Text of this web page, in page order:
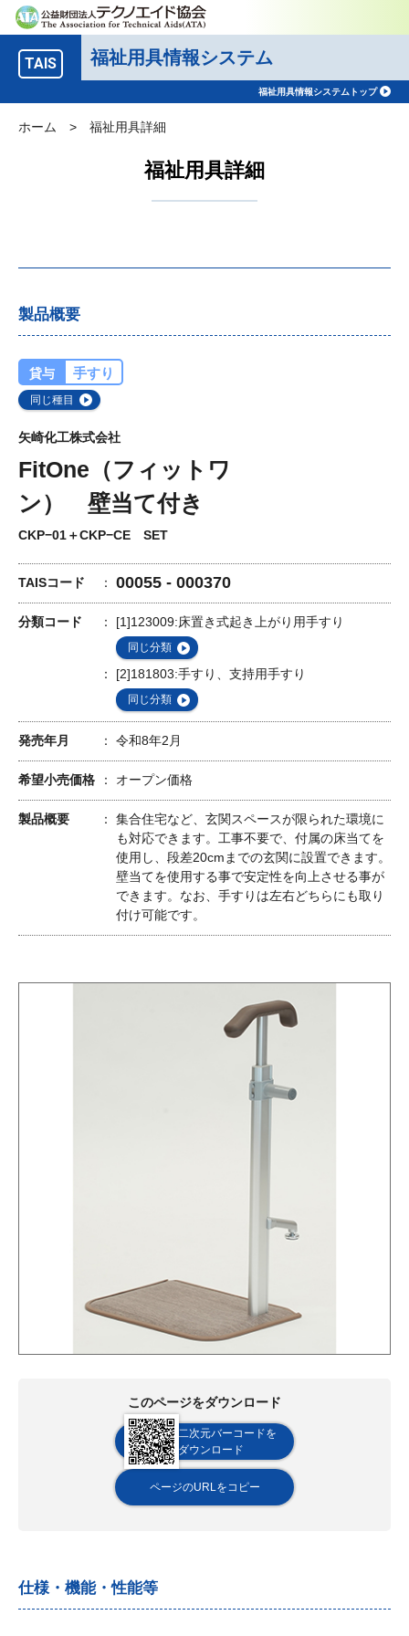
TAIS 福祉用具情報システム
福祉用具情報システムトップ
ホーム > 福祉用具詳細
福祉用具詳細
製品概要
貸与 手すり
同じ種目
矢崎化工株式会社
FitOne（フィットワ
ン） 壁当て付き
CKP−01＋CKP−CE SET
TAISコード 00055 - 000370
分類コード [1]123009:床置き式起き上がり用手すり
同じ分類
[2]181803:手すり、支持用手すり
同じ分類
発売年月 令和8年2月
希望小売価格 オープン価格
製品概要
集合住宅など、玄関スペースが限られた環境に
も対応できます。工事不要で、付属の床当てを
使用し、段差20cmまでの玄関に設置できます。
壁当てを使用する事で安定性を向上させる事が
できます。なお、手すりは左右どちらにも取り
付け可能です。
このページをダウンロード
二次元バーコードを
ダウンロード
ページのURLをコピー
仕様・機能・性能等